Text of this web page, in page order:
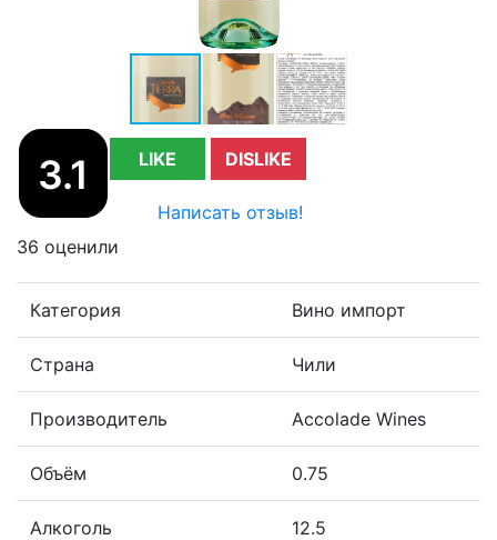
3.1 LIKE DISLIKE
Написать отзыв!
36 оценили
Категория Вино импорт
Страна Чили
Производитель Accolade Wines
Объём 0.75
Алкоголь 12.5